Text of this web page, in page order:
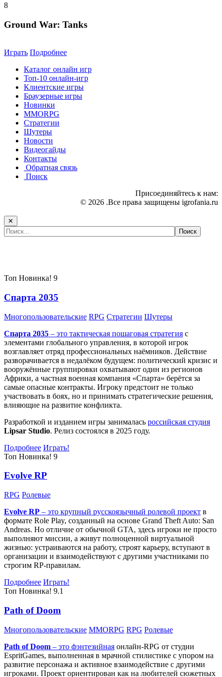
8
Ground War: Tanks
Играть Подробнее
Каталог онлайн игр
Топ-10 онлайн-игр
Клиентские игры
Браузерные игры
Новинки
MMORPG
Стратегии
Шутеры
Новости
Видеогайды
Контакты
Обратная связь
Поиск
Присоединяйтесь к нам:
© 2026 .Все права защищены igrofania.ru
✕
Топ Новинка! 9
Спарта 2035
Многопользовательские RPG Стратегии Шутеры
Спарта 2035 – это тактическая пошаговая стратегия с
элементами глобального управления, в которой игрок
возглавляет отряд профессиональных наёмников. Действие
разворачивается в недалёком будущем: политический кризис и
вооружённые группировки охватывают один из регионов
Африки, а частная военная компания «Спарта» берётся за
самые опасные контракты. Игроку предстоит не только
участвовать в боях, но и принимать стратегические решения,
влияющие на развитие конфликта.
Разработкой и изданием игры занималась российская студия
Lipsar Studio. Релиз состоялся в 2025 году.
Подробнее Играть!
Топ Новинка! 9
Evolve RP
RPG Ролевые
Evolve RP – это крупный русскоязычный ролевой проект в
формате Role Play, созданный на основе Grand Theft Auto: San
Andreas. Но отличие от обычной GTA, здесь игроки не просто
выполняют миссии, а живут полноценной виртуальной
жизнью: устраиваются на работу, строят карьеру, вступают в
организации и взаимодействуют с другими участниками по
строгим RP-правилам.
Подробнее Играть!
Топ Новинка! 9.1
Path of Doom
Многопользовательские MMORPG RPG Ролевые
Path of Doom – это фэнтезийная онлайн-RPG от студии
EspritGames, выполненная в мрачной стилистике с упором на
развитие персонажа и активное взаимодействие с другими
игроками. Проект ориентирован как на любителей сюжетных